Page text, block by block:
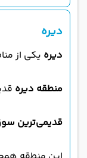
دیره
دیره یکی از
منطقه دیره
قدیمی‌ترین